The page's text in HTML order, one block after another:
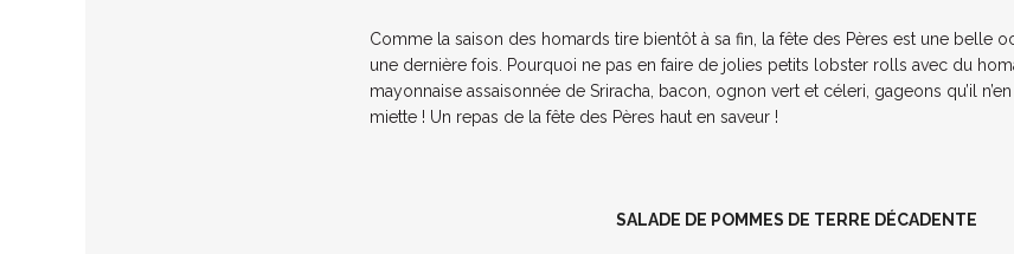
Comme la saison des homards tire bientôt à sa fin, la fête des Pères est une belle
une dernière fois. Pourquoi ne pas en faire de jolies petits lobster rolls avec du
mayonnaise assaisonnée de Sriracha, bacon, ognon vert et céleri, gageons qu’il
miette ! Un repas de la fête des Pères haut en saveur !
SALADE DE POMMES DE TERRE DÉCADENTE